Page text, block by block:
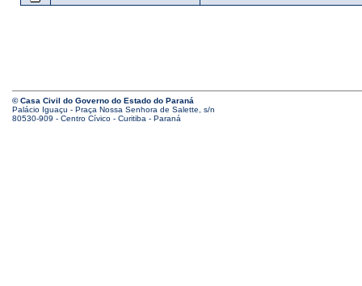
© Casa Civil do Governo do Estado do Paraná
Palácio Iguaçu - Praça Nossa Senhora de Salette, s/n
80530-909 - Centro Cívico - Curitiba - Paraná